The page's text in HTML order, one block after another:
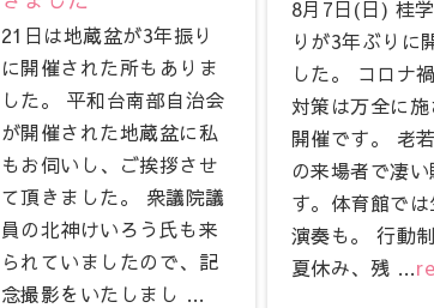
21日は地蔵盆が3年振り
に開催された所もありま
した。 平和台南部自治会
が開催された地蔵盆に私
もお伺いし、ご挨拶させ
て頂きました。 衆議院議
員の北神けいろう氏も来
られていましたので、記
念撮影をいたしまし …
8月7日(日) 桂
りが3年ぶりに
した。 コロナ
対策は万全に
開催です。 老
の来場者で凄
す。体育館で
演奏も。 行動
夏休み、残 …